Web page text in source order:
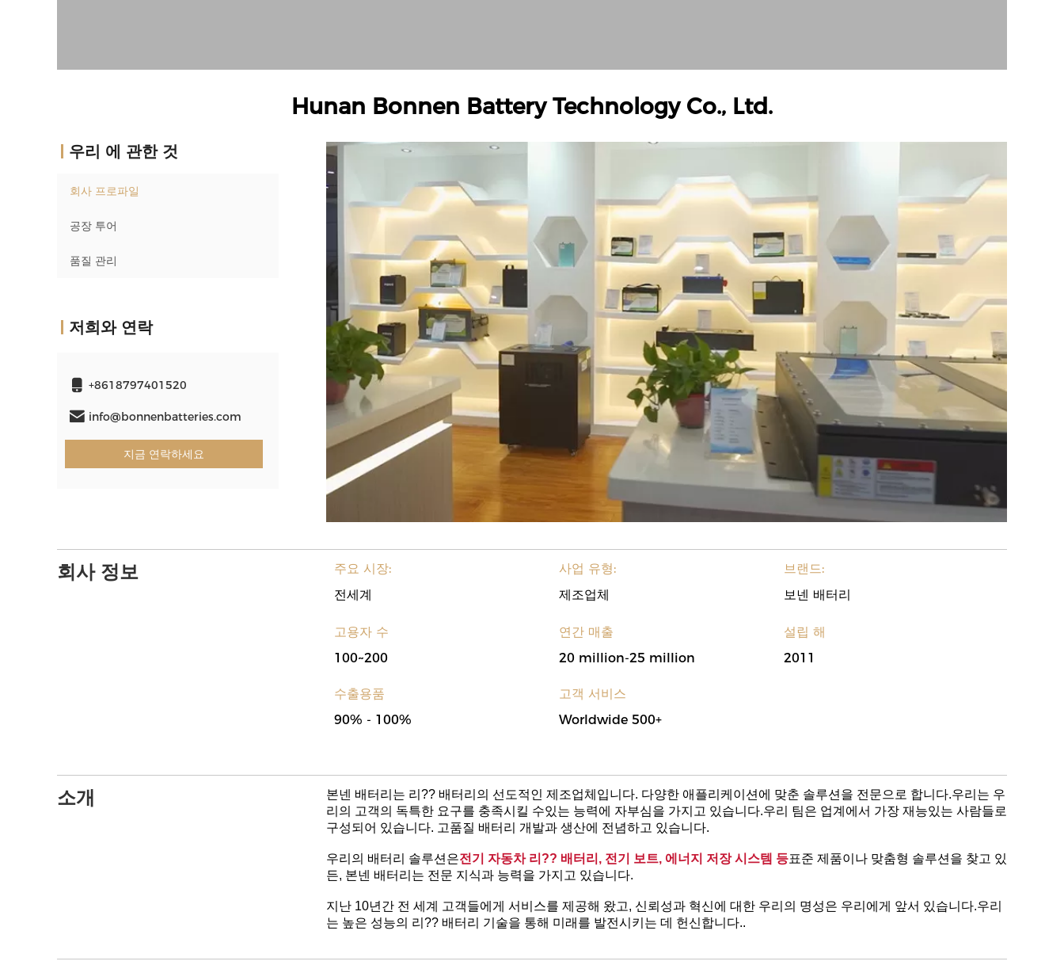
Hunan Bonnen Battery Technology Co., Ltd.
우리 에 관한 것
회사 프로파일
공장 투어
품질 관리
저희와 연락
+8618797401520
info@bonnenbatteries.com
지금 연락하세요
회사 정보
주요 시장:
전세계
사업 유형:
제조업체
브랜드:
보넨 배터리
고용자 수
100~200
연간 매출
20 million-25 million
설립 해
2011
수출용품
90% - 100%
고객 서비스
Worldwide 500+
소개
본넨 배터리는 리?? 배터리의 선도적인 제조업체입니다. 다양한 애플리케이션에 맞춘 솔루션을 전문으로 합니다.우리는 우
리의 고객의 독특한 요구를 충족시킬 수있는 능력에 자부심을 가지고 있습니다.우리 팀은 업계에서 가장 재능있는 사람들로
구성되어 있습니다. 고품질 배터리 개발과 생산에 전념하고 있습니다.
우리의 배터리 솔루션은전기 자동차 리?? 배터리, 전기 보트, 에너지 저장 시스템 등표준 제품이나 맞춤형 솔루션을 찾고 있
든, 본넨 배터리는 전문 지식과 능력을 가지고 있습니다.
지난 10년간 전 세계 고객들에게 서비스를 제공해 왔고, 신뢰성과 혁신에 대한 우리의 명성은 우리에게 앞서 있습니다.우리
는 높은 성능의 리?? 배터리 기술을 통해 미래를 발전시키는 데 헌신합니다..